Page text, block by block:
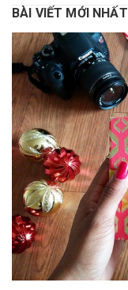
BÀI VIẾT MỚI NHẤT